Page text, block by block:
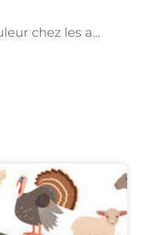
« La gestion de la douleur chez les animaux : le rôle essentiel du vétérinaire parisien »